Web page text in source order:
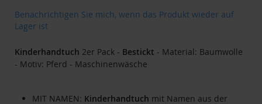
Benachrichtigen Sie mich, wenn das Produkt wieder auf
Lager ist
Kinderhandtuch 2er Pack - Bestickt - Material: Baumwolle
- Motiv: Pferd - Maschinenwäsche
MIT NAMEN: Kinderhandtuch mit Namen aus der
springen
Anfang
der
springen